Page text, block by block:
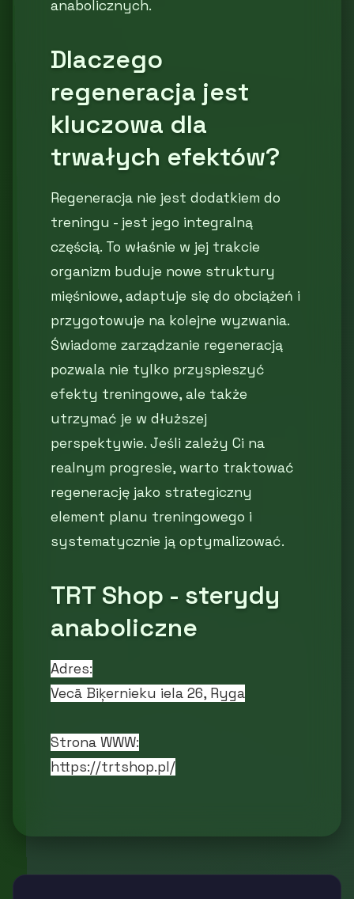
anabolicznych.
Dlaczego
regeneracja jest
kluczowa dla
trwałych efektów?
Regeneracja nie jest dodatkiem do
treningu - jest jego integralną
częścią. To właśnie w jej trakcie
organizm buduje nowe struktury
mięśniowe, adaptuje się do obciążeń i
przygotowuje na kolejne wyzwania.
Świadome zarządzanie regeneracją
pozwala nie tylko przyspieszyć
efekty treningowe, ale także
utrzymać je w dłuższej
perspektywie. Jeśli zależy Ci na
realnym progresie, warto traktować
regenerację jako strategiczny
element planu treningowego i
systematycznie ją optymalizować.
TRT Shop - sterydy
anaboliczne
Adres:
Vecā Biķernieku iela 26, Ryga
Strona WWW:
https://trtshop.pl/